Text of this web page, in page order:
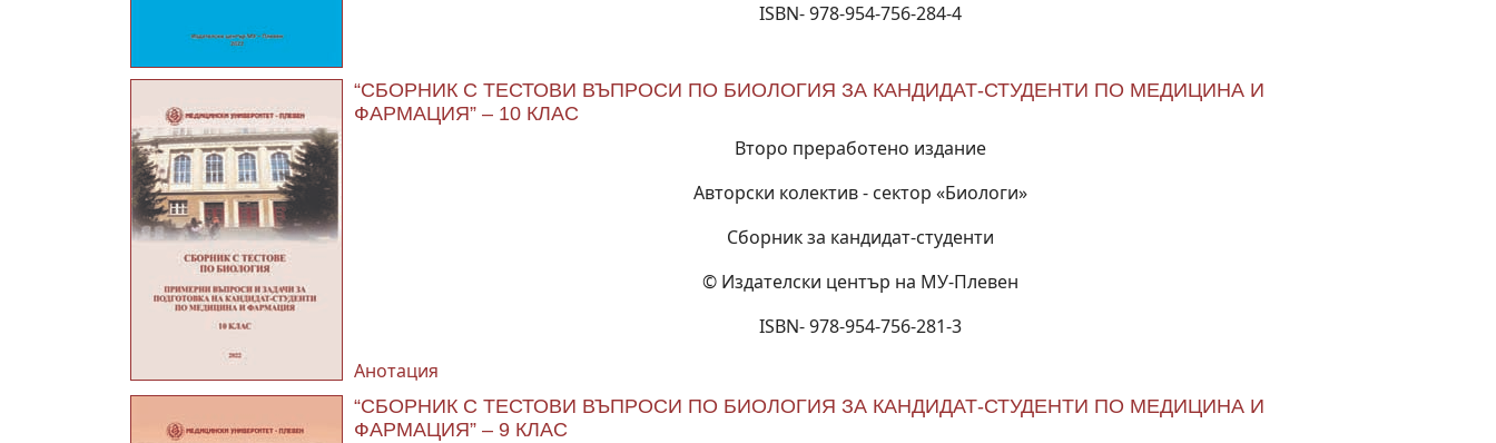
ISBN- 978-954-756-284-4
“СБОРНИК С ТЕСТОВИ ВЪПРОСИ ПО БИОЛОГИЯ ЗА КАНДИДАТ-СТУДЕНТИ ПО МЕДИЦИНА И
ФАРМАЦИЯ” – 10 КЛАС
Второ преработено издание
Авторски колектив - сектор «Биологи»
Сборник за кандидат-студенти
© Издателски център на МУ-Плевен
ISBN- 978-954-756-281-3
Анотация
“СБОРНИК С ТЕСТОВИ ВЪПРОСИ ПО БИОЛОГИЯ ЗА КАНДИДАТ-СТУДЕНТИ ПО МЕДИЦИНА И
ФАРМАЦИЯ” – 9 КЛАС